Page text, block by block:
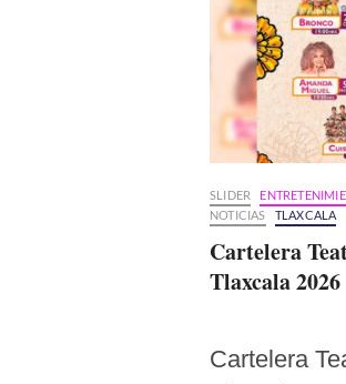
SLIDER
NOTICIAS
TLAXCALA
Cartelera
Tlaxcala 2026
Cartelera